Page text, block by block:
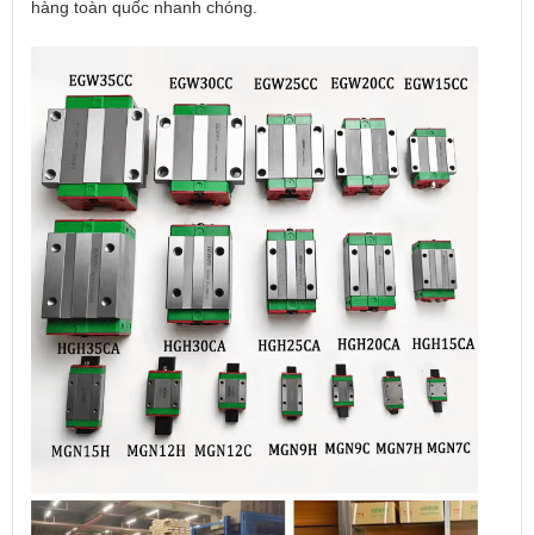
hàng toàn quốc nhanh chóng.